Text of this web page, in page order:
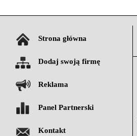
Strona główna
Dodaj swoją firmę
Reklama
Panel Partnerski
Kontakt